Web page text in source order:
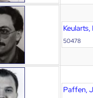
Keularts,
50478
Paffen,